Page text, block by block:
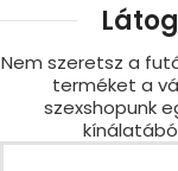
Nem szeretsz a
terméket a
szexshopunk